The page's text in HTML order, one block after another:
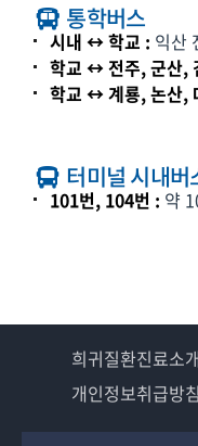
통학버스
시내 ↔ 학교 : 익산
학교 ↔ 전주, 군산,
학교 ↔ 계룡, 논산,
터미널 시내버
101번, 104번 : 약
희귀질환진료소개
개인정보취급방침